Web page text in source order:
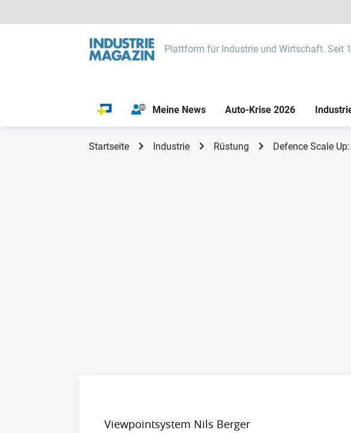
Plattform für Industrie und Wirtschaft. Seit
Meine News Auto-Krise 2026
Startseite Industrie Rüstung Defence Scale
Viewpointsystem Nils Berger